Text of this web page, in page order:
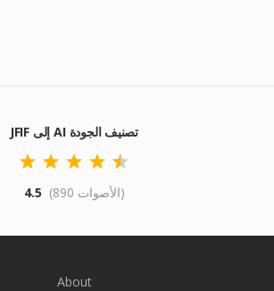
JFIF إلى AI تصنيف الجودة
4.5 (890 الأصوات)
About